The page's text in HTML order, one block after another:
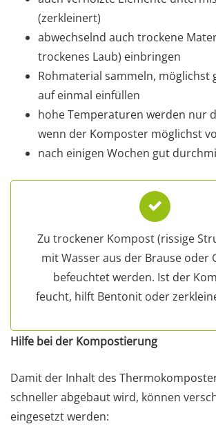
(zerkleinert)
abwechselnd auch trockene
trockenes Laub) einbringen
Rohmaterial sammeln, möglichst
auf einmal einfüllen
hohe Temperaturen werden nur
wenn der Komposter möglichst
nach einigen Wochen gut
Zu trockener Kompost (rissige
mit Wasser aus der Brause oder
befeuchtet werden. Ist der
feucht, hilft Bentonit oder
Hilfe bei der Kompostierung
Damit der Inhalt des
schneller abgebaut wird, können
eingesetzt werden: